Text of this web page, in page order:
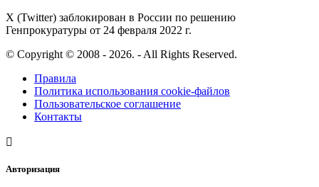
X (Twitter) заблокирован в России по решению
Генпрокуратуры от 24 февраля 2022 г.
© Copyright © 2008 - 2026. - All Rights Reserved.
Правила
Политика использования cookie-файлов
Пользовательское соглашение
Контакты
Авторизация